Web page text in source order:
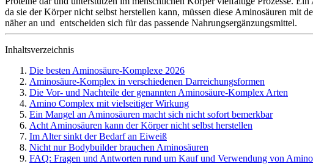
da sie der Körper nicht selbst herstellen kann, müssen diese Aminosäuren mit
näher an und entscheiden sich für das passende Nahrungsergänzungsmittel.
Inhaltsverzeichnis
Die besten Aminosäure-Komplexe 2026
Aminosäure-Komplex in verschiedenen Darreichungsformen
Die Vor- und Nachteile der genannten Aminosäure-Komplex Arten
Amino Complex mit vielseitiger Wirkung
Ein Mangel an Aminosäuren macht sich nicht sofort bemerkbar
Acht Aminosäuren kann der Körper nicht selbst herstellen
Im Alter sinkt der Bedarf an Eiweiß
Nicht nur Bodybuilder brauchen Aminosäuren
FAQ: Fragen und Antworten rund um Kauf und Verwendung von